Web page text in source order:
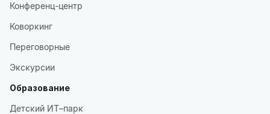
Конференц-центр
Коворкинг
Переговорные
Экскурсии
Образование
Детский ИТ–парк